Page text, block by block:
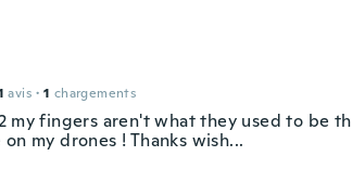
avis · 1 chargements
my fingers aren't what they used to be
my drones ! Thanks wish...